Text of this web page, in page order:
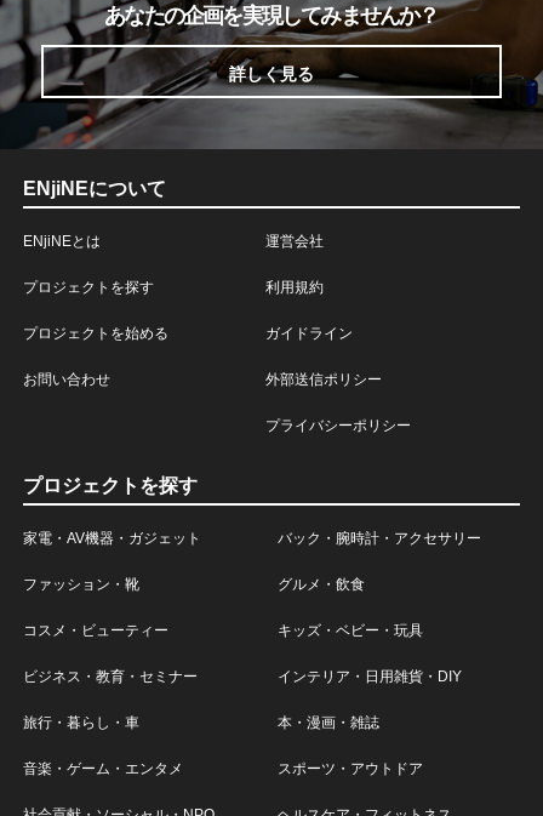
あなたの企画を実現してみませんか？
詳しく見る
ENjiNEについて
ENjiNEとは
プロジェクトを探す
プロジェクトを始める
お問い合わせ
運営会社
利用規約
ガイドライン
外部送信ポリシー
プライバシーポリシー
プロジェクトを探す
家電・AV機器・ガジェット バック・腕時計・アクセサリー
ファッション・靴 グルメ・飲食
コスメ・ビューティー キッズ・ベビー・玩具
ビジネス・教育・セミナー インテリア・日用雑貨・DIY
旅行・暮らし・車 本・漫画・雑誌
音楽・ゲーム・エンタメ スポーツ・アウトドア